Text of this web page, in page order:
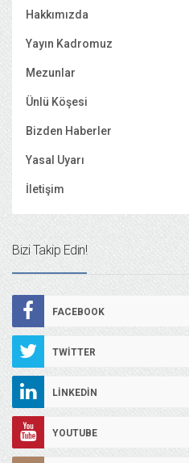
Hakkımızda
Yayın Kadromuz
Mezunlar
Ünlü Köşesi
Bizden Haberler
Yasal Uyarı
İletişim
Bizi Takip Edin!
FACEBOOK
TWITTER
LINKEDIN
YOUTUBE